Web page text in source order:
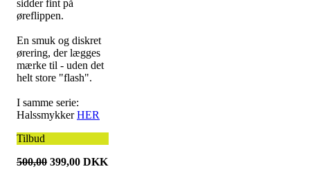
sidder fint på
øreflippen.
En smuk og diskret
ørering, der lægges
mærke til - uden det
helt store "flash".
I samme serie:
HalssmykkerHER
Tilbud
500,00 399,00 DKK